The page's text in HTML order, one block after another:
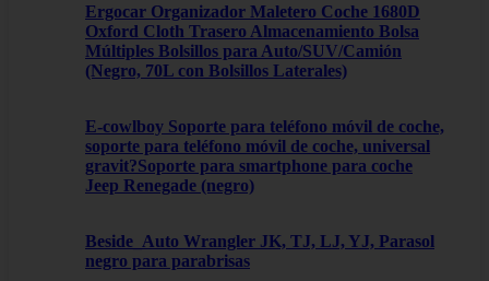
Ergocar Organizador Maletero Coche 1680D
Oxford Cloth Trasero Almacenamiento Bolsa
Múltiples Bolsillos para Auto/SUV/Camión
(Negro, 70L con Bolsillos Laterales)
E-cowlboy Soporte para teléfono móvil de coche,
soporte para teléfono móvil de coche, universal
gravit?Soporte para smartphone para coche
Jeep Renegade (negro)
Beside_Auto Wrangler JK, TJ, LJ, YJ, Parasol
negro para parabrisas